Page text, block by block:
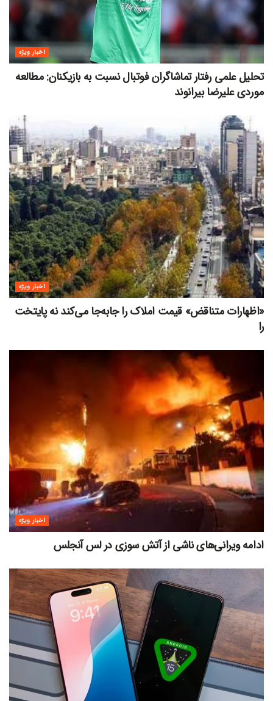
اخبار ویژه
تحلیل علمی رفتار تماشاگران فوتبال نسبت به بازیکنان: مطالعه
موردی علیرضا بیرانوند
اخبار ویژه
«اظهارات متناقض» قیمت‌ املاک را جابه‌جا می‌کند نه پایتخت
را
اخبار ویژه
ادامه ویرانی‌های ناشی از آتش سوزی در لس آنجلس